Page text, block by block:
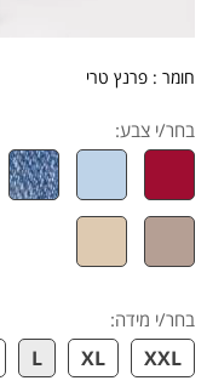
חומר : פרנץ טרי
בחר/י צבע:
בחר/י מידה:
XXL
XL
L